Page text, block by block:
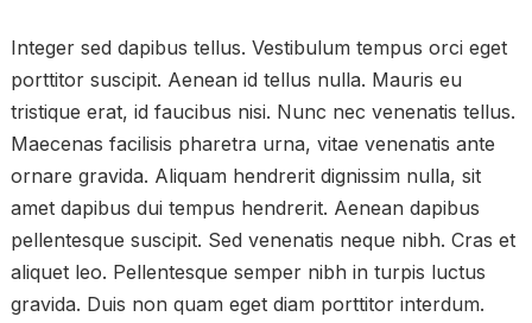
Integer sed dapibus tellus. Vestibulum tempus orci eget
porttitor suscipit. Aenean id tellus nulla. Mauris eu
tristique erat, id faucibus nisi. Nunc nec venenatis tellus.
Maecenas facilisis pharetra urna, vitae venenatis ante
ornare gravida. Aliquam hendrerit dignissim nulla, sit
amet dapibus dui tempus hendrerit. Aenean dapibus
pellentesque suscipit. Sed venenatis neque nibh. Cras et
aliquet leo. Pellentesque semper nibh in turpis luctus
gravida. Duis non quam eget diam porttitor interdum.